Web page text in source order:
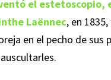
el estetoscopio,
Laënnec, en
en el pecho de sus